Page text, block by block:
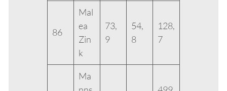
86
Mal
ea
Zin
k
73,
9
54,
8
128,
7
Ma